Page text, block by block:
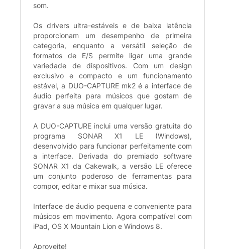
som.
Os drivers ultra-estáveis e de baixa latência
proporcionam um desempenho de primeira
categoria, enquanto a versátil seleção de
formatos de E/S permite ligar uma grande
variedade de dispositivos. Com um design
exclusivo e compacto e um funcionamento
estável, a DUO-CAPTURE mk2 é a interface de
áudio perfeita para músicos que gostam de
gravar a sua música em qualquer lugar.
A DUO-CAPTURE inclui uma versão gratuita do
programa SONAR X1 LE (Windows),
desenvolvido para funcionar perfeitamente com
a interface. Derivada do premiado software
SONAR X1 da Cakewalk, a versão LE oferece
um conjunto poderoso de ferramentas para
compor, editar e mixar sua música.
Interface de áudio pequena e conveniente para
músicos em movimento. Agora compatível com
iPad, OS X Mountain Lion e Windows 8.
Aproveite!